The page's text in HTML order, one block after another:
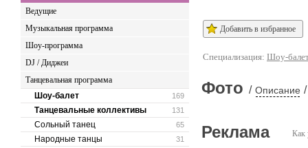
Ведущие
Музыкальная программа
Шоу-программа
DJ / Диджеи
Танцевальная программа
169
Шоу-балет
131
Танцевальные коллективы
65
Сольный танец
31
Народные танцы
Добавить в избранное
Специализация: Шоу-балет
Фото / Описание /
Как
Реклама